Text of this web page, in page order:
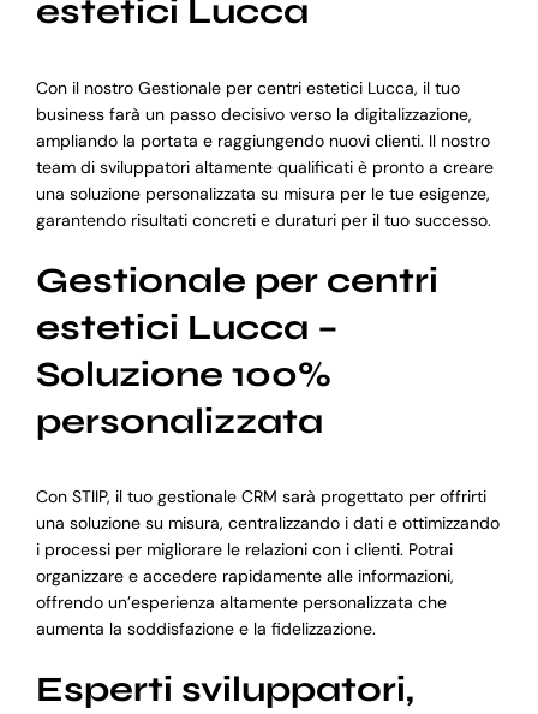
estetici Lucca
Con il nostro Gestionale per centri estetici Lucca, il tuo
business farà un passo decisivo verso la digitalizzazione,
ampliando la portata e raggiungendo nuovi clienti. Il nostro
team di sviluppatori altamente qualificati è pronto a creare
una soluzione personalizzata su misura per le tue esigenze,
garantendo risultati concreti e duraturi per il tuo successo.
Gestionale per centri
estetici Lucca –
Soluzione 100%
personalizzata
Con STIIP, il tuo gestionale CRM sarà progettato per offrirti
una soluzione su misura, centralizzando i dati e ottimizzando
i processi per migliorare le relazioni con i clienti. Potrai
organizzare e accedere rapidamente alle informazioni,
offrendo un’esperienza altamente personalizzata che
aumenta la soddisfazione e la fidelizzazione.
Esperti sviluppatori,